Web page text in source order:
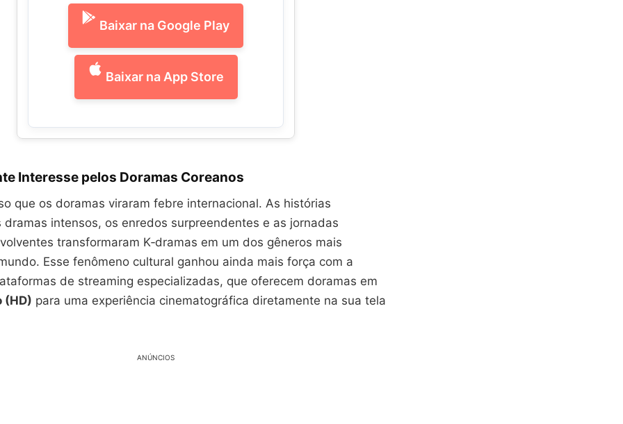
Baixar na Google Play
Baixar na App Store
Interesse pelos Doramas Coreanos
que os doramas viraram febre internacional. As histórias
dramas intensos, os enredos surpreendentes e as jornadas
transformaram K‑dramas em um dos gêneros mais
Esse fenômeno cultural ganhou ainda mais força com a
de streaming especializadas, que oferecem doramas em
(HD) para uma experiência cinematográfica diretamente na sua tela
ANÚNCIOS